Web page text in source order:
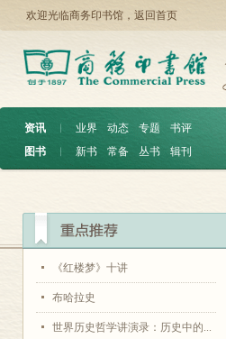
欢迎光临商务印书馆， 返回首页
资讯 ︱ 业界 动态 专题
书评
图书
︱ 新书 常备 丛书 辑刊
《红楼梦》十讲
布哈拉史
世界历史哲学讲演录：历史中的...